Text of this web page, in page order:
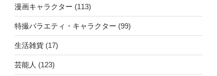
漫画キャラクター (113)
特撮バラエティ・キャラクター (99)
生活雑貨 (17)
芸能人 (123)